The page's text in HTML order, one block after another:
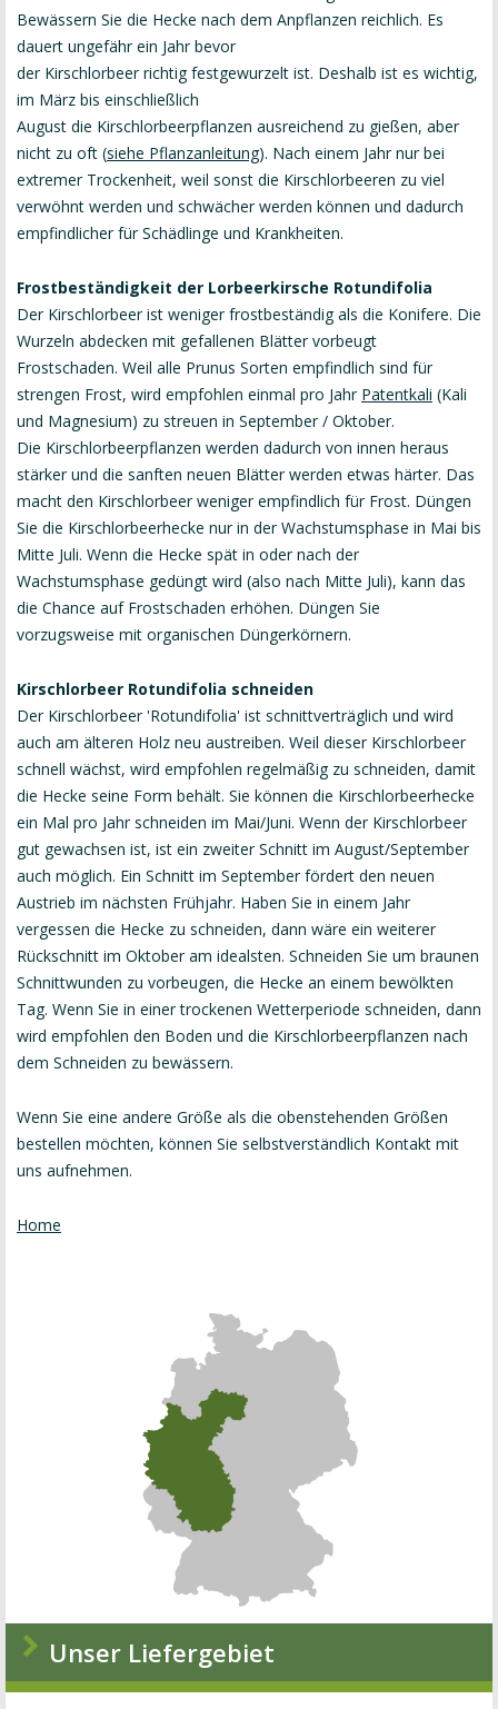
Bewässern Sie die Hecke nach dem Anpflanzen reichlich. Es
dauert ungefähr ein Jahr bevor
der Kirschlorbeer richtig festgewurzelt ist. Deshalb ist es wichtig,
im März bis einschließlich
August die Kirschlorbeerpflanzen ausreichend zu gießen, aber
nicht zu oft (siehe Pflanzanleitung). Nach einem Jahr nur bei
extremer Trockenheit, weil sonst die Kirschlorbeeren zu viel
verwöhnt werden und schwächer werden können und dadurch
empfindlicher für Schädlinge und Krankheiten.
Frostbeständigkeit der Lorbeerkirsche Rotundifolia
Der Kirschlorbeer ist weniger frostbeständig als die Konifere. Die
Wurzeln abdecken mit gefallenen Blätter vorbeugt
Frostschaden. Weil alle Prunus Sorten empfindlich sind für
strengen Frost, wird empfohlen einmal pro Jahr Patentkali (Kali
und Magnesium) zu streuen in September / Oktober.
Die Kirschlorbeerpflanzen werden dadurch von innen heraus
stärker und die sanften neuen Blätter werden etwas härter. Das
macht den Kirschlorbeer weniger empfindlich für Frost. Düngen
Sie die Kirschlorbeerhecke nur in der Wachstumsphase in Mai bis
Mitte Juli. Wenn die Hecke spät in oder nach der
Wachstumsphase gedüngt wird (also nach Mitte Juli), kann das
die Chance auf Frostschaden erhöhen. Düngen Sie
vorzugsweise mit organischen Düngerkörnern.
Kirschlorbeer Rotundifolia schneiden
Der Kirschlorbeer 'Rotundifolia' ist schnittverträglich und wird
auch am älteren Holz neu austreiben. Weil dieser Kirschlorbeer
schnell wächst, wird empfohlen regelmäßig zu schneiden, damit
die Hecke seine Form behält. Sie können die Kirschlorbeerhecke
ein Mal pro Jahr schneiden im Mai/Juni. Wenn der Kirschlorbeer
gut gewachsen ist, ist ein zweiter Schnitt im August/September
auch möglich. Ein Schnitt im September fördert den neuen
Austrieb im nächsten Frühjahr. Haben Sie in einem Jahr
vergessen die Hecke zu schneiden, dann wäre ein weiterer
Rückschnitt im Oktober am idealsten. Schneiden Sie um braunen
Schnittwunden zu vorbeugen, die Hecke an einem bewölkten
Tag. Wenn Sie in einer trockenen Wetterperiode schneiden, dann
wird empfohlen den Boden und die Kirschlorbeerpflanzen nach
dem Schneiden zu bewässern.
Wenn Sie eine andere Größe als die obenstehenden Größen
bestellen möchten, können Sie selbstverständlich Kontakt mit
uns aufnehmen.
Home
Unser Liefergebiet